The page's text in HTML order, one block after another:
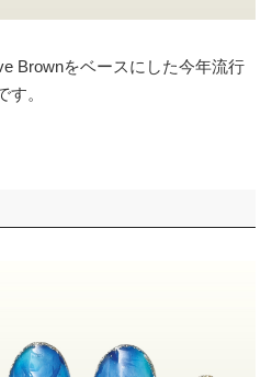
Brownをベースにした今年流行
。